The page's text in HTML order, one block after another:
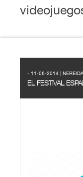
- 11-06-2014 |
EL FESTIVAL